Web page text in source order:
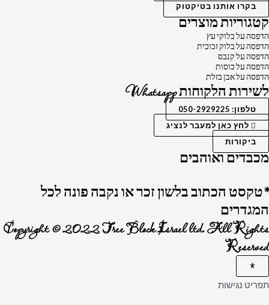
בקרו אותנו בטיקטוק
קטגוריות מוצרים
הדפסה על בלוקי עץ
הדפסה על בלוק זכוכית
הדפסה על קנבס
הדפסה על כוסות
הדפסה על אבן בזלת
לשירות הלקוחות Whatsapp
טלפון: 050-2929225
לחץ כאן למעבר לנציג
ביקורות
מכבדים ואוהבים
*טקסט הכתוב בלשון זכר או נקבה פונה לכל
המגדרים
Copyright © 2022 Tree Block Israel ltd. All Rights
Reserved
תפריט נגישות